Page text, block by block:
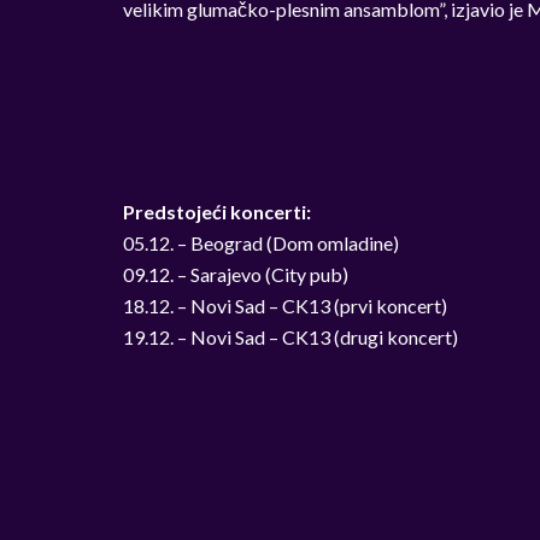
velikim glumačko-plesnim ansamblom”, izjavio je
Predstojeći koncerti:
05.12. – Beograd (Dom omladine)
09.12. – Sarajevo (City pub)
18.12. – Novi Sad – CK13 (prvi koncert)
19.12. – Novi Sad – CK13 (drugi koncert)